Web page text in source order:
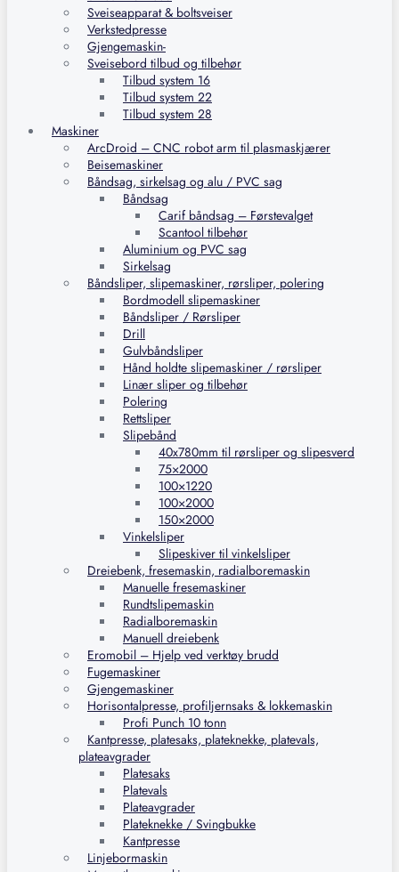
Sveiseapparat & boltsveiser
Verkstedpresse
Gjengemaskin-
Sveisebord tilbud og tilbehør
Tilbud system 16
Tilbud system 22
Tilbud system 28
Maskiner
ArcDroid – CNC robot arm til plasmaskjærer
Beisemaskiner
Båndsag, sirkelsag og alu / PVC sag
Båndsag
Carif båndsag – Førstevalget
Scantool tilbehør
Aluminium og PVC sag
Sirkelsag
Båndsliper, slipemaskiner, rørsliper, polering
Bordmodell slipemaskiner
Båndsliper / Rørsliper
Drill
Gulvbåndsliper
Hånd holdte slipemaskiner / rørsliper
Linær sliper og tilbehør
Polering
Rettsliper
Slipebånd
40x780mm til rørsliper og slipesverd
75×2000
100×1220
100×2000
150×2000
Vinkelsliper
Slipeskiver til vinkelsliper
Dreiebenk, fresemaskin, radialboremaskin
Manuelle fresemaskiner
Rundtslipemaskin
Radialboremaskin
Manuell dreiebenk
Eromobil – Hjelp ved verktøy brudd
Fugemaskiner
Gjengemaskiner
Horisontalpresse, profiljernsaks & lokkemaskin
Profi Punch 10 tonn
Kantpresse, platesaks, plateknekke, platevals,
plateavgrader
Platesaks
Platevals
Plateavgrader
Plateknekke / Svingbukke
Kantpresse
Linjebormaskin